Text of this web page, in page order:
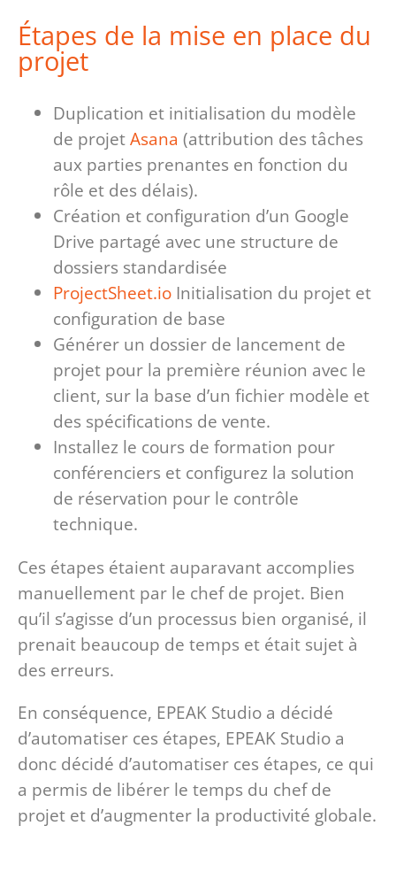
Étapes de la mise en place du
projet
Duplication et initialisation du modèle
de projetAsana (attribution des tâches
aux parties prenantes en fonction du
rôle et des délais).
Création et configuration d’un Google
Drive partagé avec une structure de
dossiers standardisée
ProjectSheet.io Initialisation du projet et
configuration de base
Générer un dossier de lancement de
projet pour la première réunion avec le
client, sur la base d’un fichier modèle et
des spécifications de vente.
Installez le cours de formation pour
conférenciers et configurez la solution
de réservation pour le contrôle
technique.
Ces étapes étaient auparavant accomplies
manuellement par le chef de projet. Bien
qu’il s’agisse d’un processus bien organisé, il
prenait beaucoup de temps et était sujet à
des erreurs.
En conséquence, EPEAK Studio a décidé
d’automatiser ces étapes, EPEAK Studio a
donc décidé d’automatiser ces étapes, ce qui
a permis de libérer le temps du chef de
projet et d’augmenter la productivité globale.